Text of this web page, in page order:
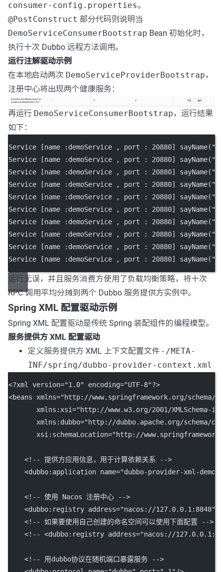
consumer-config.properties。
@PostConstruct 部分代码则说明当
DemoServiceConsumerBootstrap Bean 初始化时，
执行十次 Dubbo 远程方法调用。
运行注解驱动示例
在本地启动两次 DemoServiceProviderBootstrap，
注册中心将出现两个健康服务：
再运行 DemoServiceConsumerBootstrap，运行结果
如下：
Service [name :demoService , port : 20880]
Service [name :demoService , port : 20880]
Service [name :demoService , port : 20880]
Service [name :demoService , port : 20880]
Service [name :demoService , port : 20880]
Service [name :demoService , port : 20880]
Service [name :demoService , port : 20880]
Service [name :demoService , port : 20880]
Service [name :demoService , port : 20880]
Service [name :demoService , port : 20880]
运行无误，并且服务消费方使用了负载均衡策略，将十次
RPC 调用平均分摊到两个 Dubbo 服务提供方实例中。
Spring XML 配置驱动示例
Spring XML 配置驱动是传统 Spring 装配组件的编程模型。
服务提供方 XML 配置驱动
定义服务提供方 XML 上下文配置文件 - /META-
INF/spring/dubbo-provider-context.xml
<?xml version="1.0" encoding="UTF-8"?>
<beans xmlns="http://www.springframework.org/schema/
xmlns:xsi="http://www.w3.org/2001/XMLSchema-
xmlns:dubbo="http://dubbo.apache.org/schema/
xsi:schemaLocation="http://
<!-- 提供方应用信息，用于计算依赖关系 -->
    <
dubbo:application name="dubbo-provider-xml-demo"
<!-- 使用 Nacos 注册中心 -->
    <
dubbo:registry address="nacos://127.0.0.1:8848"
<!-- 如果要使用自己创建的命名空间可以使用下面配置 -->
<!-- <dubbo:registry address="nacos://
<!-- 用dubbo协议在随机端口暴露服务 -->